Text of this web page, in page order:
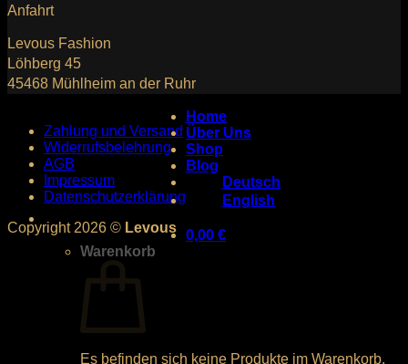
Anfahrt
Levous Fashion
Löhberg 45
45468 Mühlheim an der Ruhr
Zahlung und Versand
Widerrufsbelehrung
AGB
Impressum
Datenschutzerklärung
Copyright 2026 © Levous
Home
Über Uns
Shop
Blog
Deutsch
English
0,00 €
Warenkorb
Es befinden sich keine Produkte im Warenkorb.